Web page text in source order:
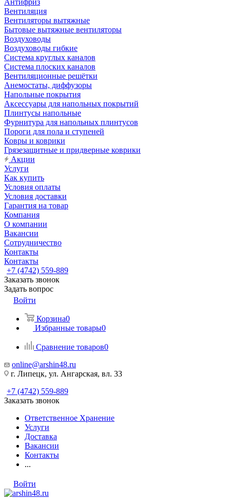
Антифриз
Вентиляция
Вентиляторы вытяжные
Бытовые вытяжные вентиляторы
Воздуховоды
Воздуховоды гибкие
Система круглых каналов
Система плоских каналов
Вентиляционные решётки
Анемостаты, диффузоры
Напольные покрытия
Аксессуары для напольных покрытий
Плинтусы напольные
Фурнитура для напольных плинтусов
Пороги для пола и ступеней
Ковры и коврики
Грязезащитные и придверные коврики
Акции
Услуги
Как купить
Условия оплаты
Условия доставки
Гарантия на товар
Компания
О компании
Вакансии
Сотрудничество
Контакты
Контакты
+7 (4742) 559-889
Заказать звонок
Задать вопрос
Войти
Корзина0
Избранные товары0
Сравнение товаров0
online@arshin48.ru
г. Липецк, ул. Ангарская, вл. 33
+7 (4742) 559-889
Заказать звонок
Ответственное Хранение
Услуги
Доставка
Вакансии
Контакты
...
Войти